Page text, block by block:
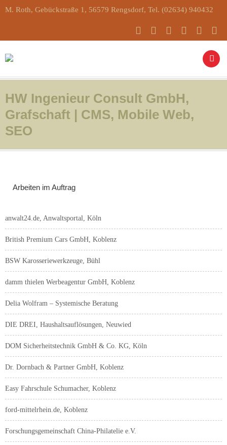
M. Roth, Gebückstraße 1, 56579 Rengsdorf, Tel. (02634) 940432
HW Ingenieur Consult GmbH,
Grafschaft | CMS, Mobile Web,
SEO
Arbeiten im Auftrag
anwalt24.de, Anwaltsportal, Köln
British Premium Cars GmbH, Koblenz
BSW Karosseriewerkzeuge, Bühl
damm thielen Werbeagentur GmbH, Koblenz
Delia Wolfram – Systemische Beratung
DIE DREI, Haushaltsauflösungen, Neuwied
DOM Sicherheitstechnik GmbH & Co. KG, Köln
Dr. Dornbach & Partner GmbH, Koblenz
Easy Fahrschule Schumacher, Koblenz
ford-mittelrhein.de, Koblenz
Forschungsgemeinschaft China-Philatelie e.V.